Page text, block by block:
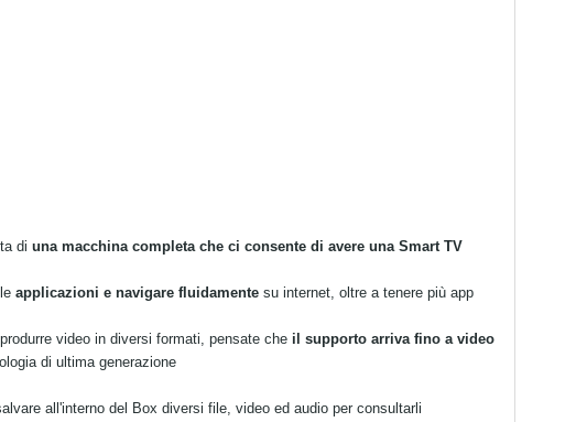
di una macchina completa che ci consente di avere una Smart TV
applicazioni e navigare fluidamente su internet, oltre a tenere più app
video in diversi formati, pensate che il supporto arriva fino a video
di ultima generazione
all'interno del Box diversi file, video ed audio per consultarli